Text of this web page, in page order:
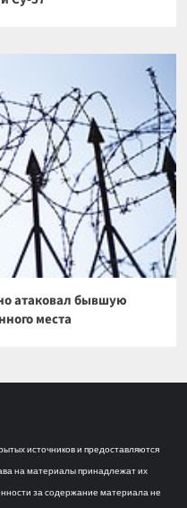
атаковал бывшую
места
источников и предоставляются
на материалы принадлежат их
за содержание материала не